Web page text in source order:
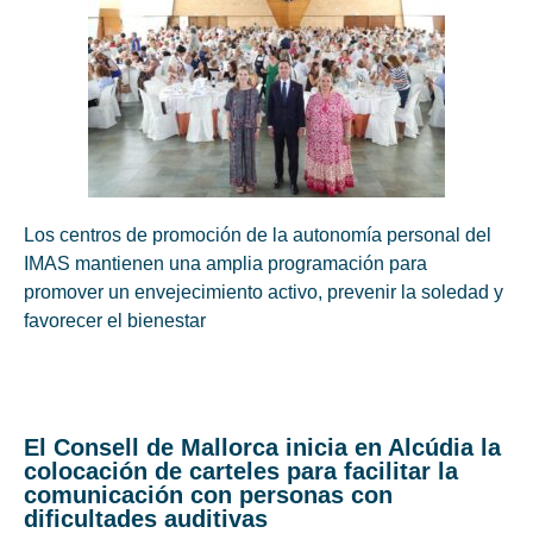
Los centros de promoción de la autonomía personal del
IMAS mantienen una amplia programación para
promover un envejecimiento activo, prevenir la soledad y
favorecer el bienestar
El Consell de Mallorca inicia en Alcúdia la
colocación de carteles para facilitar la
comunicación con personas con
dificultades auditivas